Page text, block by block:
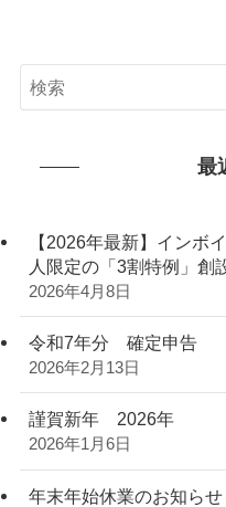
最
【2026年最新】インボ
人限定の「3割特例」創
2026年4月8日
令和7年分 確定申告
2026年2月13日
謹賀新年 2026年
2026年1月6日
年末年始休業のお知らせ